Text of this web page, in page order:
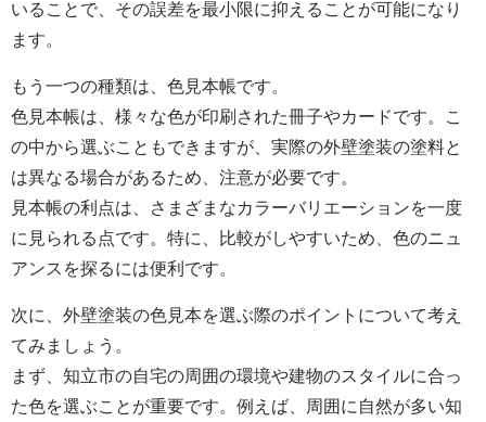
いることで、その誤差を最小限に抑えることが可能になり
ます。
もう一つの種類は、色見本帳です。
色見本帳は、様々な色が印刷された冊子やカードです。こ
の中から選ぶこともできますが、実際の外壁塗装の塗料と
は異なる場合があるため、注意が必要です。
見本帳の利点は、さまざまなカラーバリエーションを一度
に見られる点です。特に、比較がしやすいため、色のニュ
アンスを探るには便利です。
次に、 外壁塗装の色見本を選ぶ際のポイントについて考え
てみましょう。
まず、知立市の自宅の周囲の環境や建物のスタイルに合っ
た色を選ぶことが重要です。例えば、周囲に自然が多い知